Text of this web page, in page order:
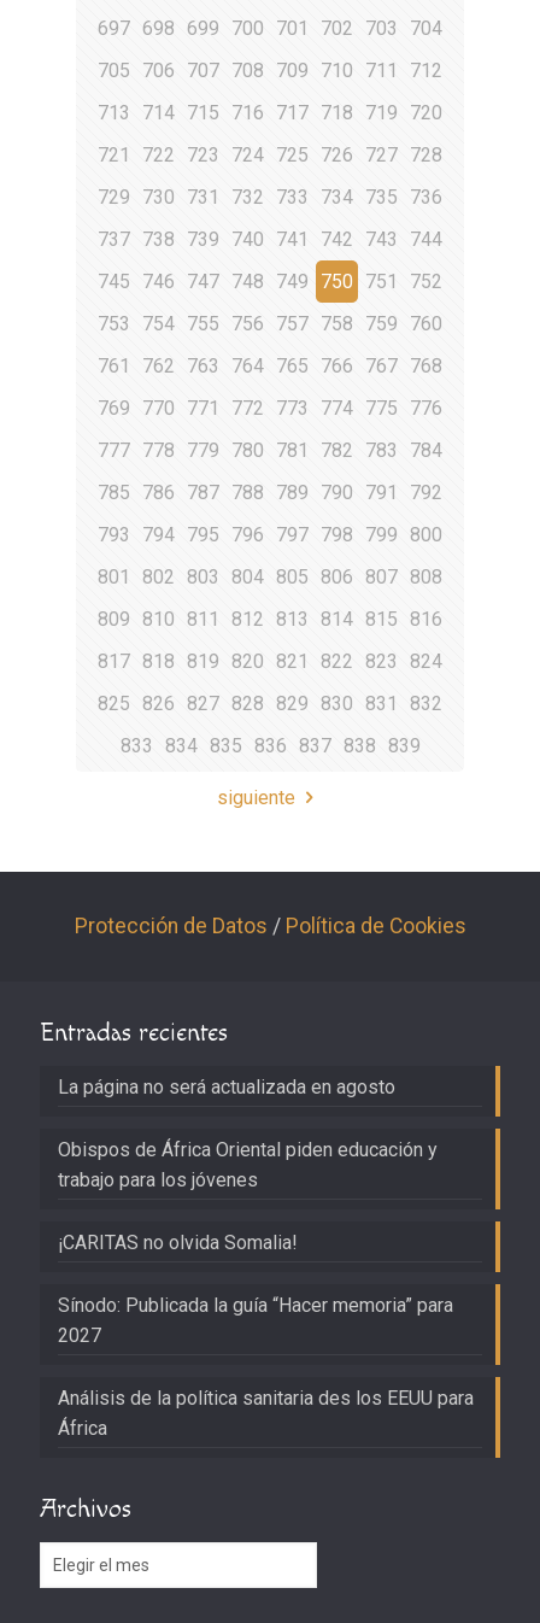
697 698 699 700 701 702 703
704
705
706 707 708 709 710 711
712
713
714 715 716 717 718 719
720
721
722 723 724 725 726 727 728
729
730 731 732 733 734 735
736
737 738 739 740 741 742 743
744
745
746 747 748 749 750 751
752
753
754 755 756 757 758 759
760
761
762 763 764 765 766 767 768
769
770 771 772 773 774 775
776
777 778 779 780 781 782 783
784
785
786 787 788 789 790 791
792
793
794 795 796 797 798 799
800
801
802 803 804 805 806 807 808
809
810 811 812 813 814 815
816
817 818 819 820 821 822 823
824
825
826 827 828 829 830 831
832
833
834 835 836 837 838 839
siguiente
Protección de Datos / Política de Cookies
Entradas recientes
La página no será actualizada en agosto
Obispos de África Oriental piden educación y
trabajo para los jóvenes
¡CARITAS no olvida Somalia!
Sínodo: Publicada la guía “Hacer memoria” para
2027
Análisis de la política sanitaria des los EEUU para
África
Archivos
Archivos